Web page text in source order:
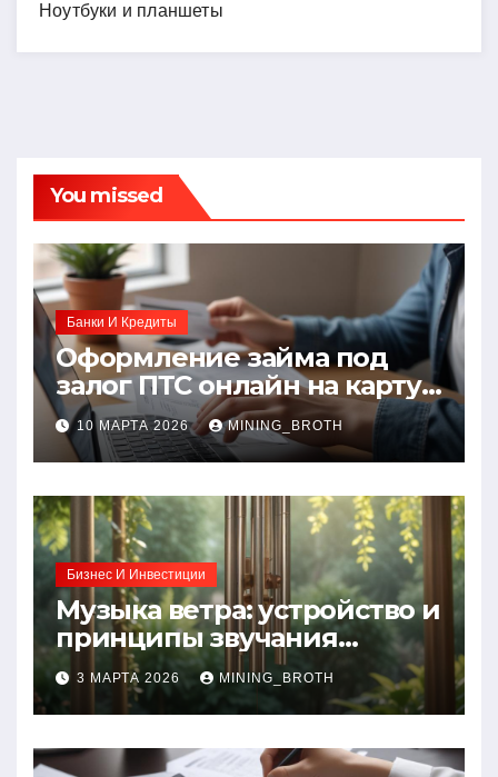
Ноутбуки и планшеты
You missed
Банки И Кредиты
Оформление займа под
залог ПТС онлайн на карту
без визита в офис: порядок,
требования и документы
10 МАРТА 2026 MINING_BROTH
Бизнес И Инвестиции
Музыка ветра: устройство и
принципы звучания
колокольчиков
3 МАРТА 2026 MINING_BROTH